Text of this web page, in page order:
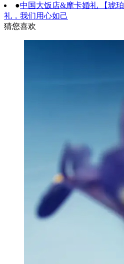
●中国大饭店&摩卡婚礼 【琥
礼，我们用心如己
猜您喜欢